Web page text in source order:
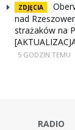
ZDJĘCIA
nad
strażaków na
5 GODZIN TEMU
RADIO